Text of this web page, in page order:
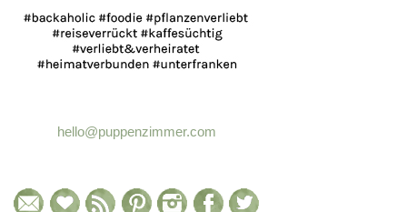
hello@puppenzimmer.com